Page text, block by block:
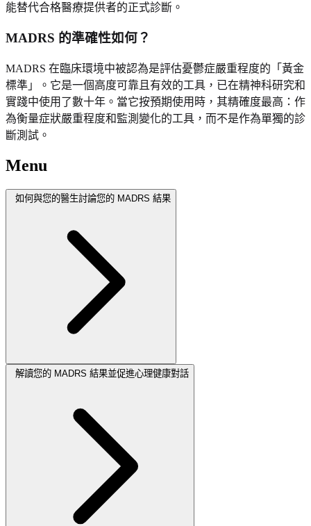
能替代合格醫療提供者的正式診斷。
MADRS 的準確性如何？
MADRS 在臨床環境中被認為是評估憂鬱症嚴重程度的「黃金
標準」。它是一個高度可靠且有效的工具，已在精神科研究和
實踐中使用了數十年。當它按預期使用時，其精確度最高：作
為衡量症狀嚴重程度和監測變化的工具，而不是作為單獨的診
斷測試。
Menu
如何與您的醫生討論您的 MADRS 結果
解讀您的 MADRS 結果並促進心理健康對話